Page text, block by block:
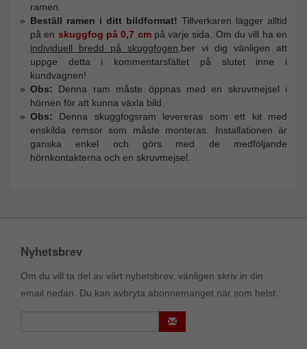
ramen.
Beställ ramen i ditt bildformat! Tillverkaren lägger alltid
på en skuggfog på 0,7 cmpå varje sida. Om du vill ha en
individuell bredd på skuggfogen ,ber vi dig vänligen att
uppge detta i kommentarsfältet på slutet inne i
kundvagnen!
Obs: Denna ram måste öppnas med en skruvmejsel i
hörnen för att kunna växla bild.
Obs: Denna skuggfogsram levereras som ett kit med
enskilda remsor som måste monteras. Installationen är
ganska enkel och görs med de medföljande
hörnkontakterna och en skruvmejsel.
Nyhetsbrev
Om du vill ta del av vårt nyhetsbrev, vänligen skriv in din
email nedan. Du kan avbryta abonnemanget när som helst.